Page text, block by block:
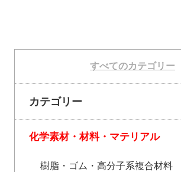
すべてのカテゴリー
カテゴリー
化学素材・材料・マテリアル
樹脂・ゴム・高分子系複合材料